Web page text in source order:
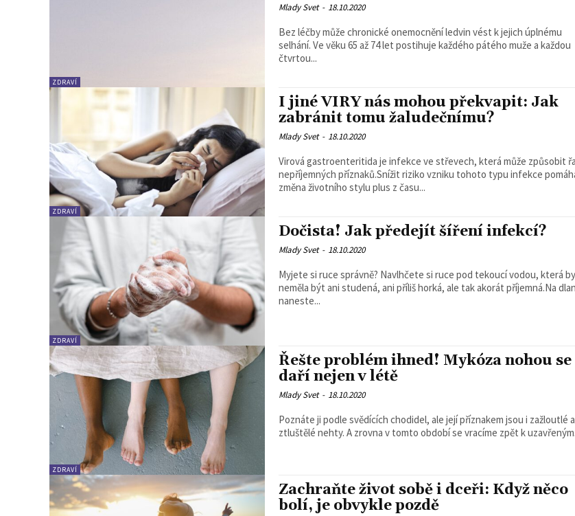
ZDRAVÍ
Mlady Svet - 18.10.2020
Bez léčby může chronické onemocnění ledvin vést k jejich úplnému
selhání. Ve věku 65 až 74 let postihuje každého pátého muže a každou
čtvrtou...
ZDRAVÍ
I jiné VIRY nás mohou překvapit: Jak
zabránit tomu žaludečnímu?
Mlady Svet - 18.10.2020
Virová gastroenteritida je infekce ve střevech, která může způsobit
nepříjemných příznaků.Snížit riziko vzniku tohoto typu infekce
změna životního stylu plus z času...
ZDRAVÍ
Dočista! Jak předejít šíření infekcí?
Mlady Svet - 18.10.2020
Myjete si ruce správně? Navlhčete si ruce pod tekoucí vodou, která by
neměla být ani studená, ani příliš horká, ale tak akorát příjemná.Na
naneste...
ZDRAVÍ
Řešte problém ihned! Mykóza nohou se
daří nejen v létě
Mlady Svet - 18.10.2020
Poznáte ji podle svědících chodidel, ale její příznakem jsou i zažloutlé a
ztluštělé nehty. A zrovna v tomto období se vracíme zpět k
Zachraňte život sobě i dceři: Když něco
bolí, je obvykle pozdě